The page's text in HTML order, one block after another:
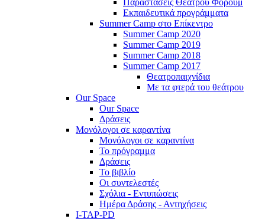
Παραστάσεις Θεάτρου Φόρουμ
Εκπαιδευτικά προγράμματα
Summer Camp στο Επίκεντρο
Summer Camp 2020
Summer Camp 2019
Summer Camp 2018
Summer Camp 2017
Θεατροπαιχνίδια
Με τα φτερά του θεάτρου
Our Space
Our Space
Δράσεις
Μονόλογοι σε καραντίνα
Μονόλογοι σε καραντίνα
Το πρόγραμμα
Δράσεις
Το βιβλίο
Οι συντελεστές
Σχόλια - Εντυπώσεις
Ημέρα Δράσης - Αντηχήσεις
I-TAP-PD